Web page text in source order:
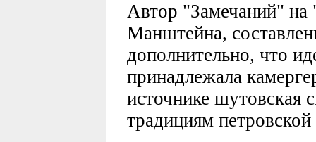
Автор "Замечаний" на
Манштейна,
дополнительно, что
принадлежала
источнике шутовская
традициям